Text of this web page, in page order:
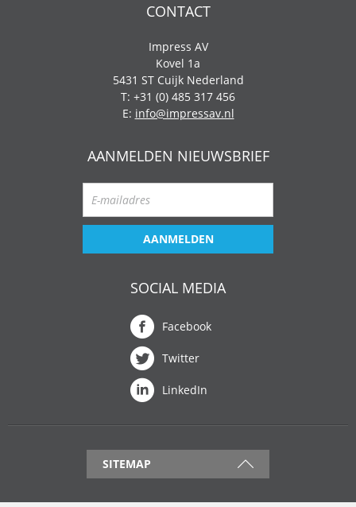
CONTACT
Impress AV
Kovel 1a
5431 ST Cuijk Nederland
T: +31 (0) 485 317 456
E: info@impressav.nl
AANMELDEN NIEUWSBRIEF
AANMELDEN
SOCIAL MEDIA
Facebook
Twitter
LinkedIn
SITEMAP